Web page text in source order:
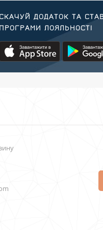
СКАЧУЙ ДОДАТОК ТА
ПРОГРАМИ ЛОЯЛЬНОСТІ